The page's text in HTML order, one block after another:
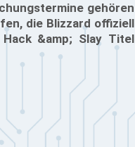
gehören
die Blizzard offiziell
&amp; Slay Titel